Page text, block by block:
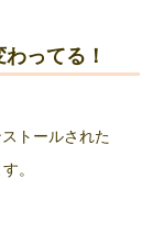
ってる！
トールされた
。